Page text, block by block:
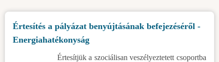
fogyasztók
részére
Értesítés a pályázat benyújtásának befejezéséről -
Energiahatékonyság
Értesítjük a szociálisan veszélyeztetett csoportba